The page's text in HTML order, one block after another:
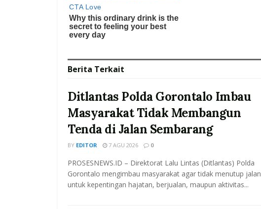
Berita Terkait
Ditlantas Polda Gorontalo Imbau
Masyarakat Tidak Membangun
Tenda di Jalan Sembarang
BY EDITOR 7 AGU 2026 0
PROSESNEWS.ID – Direktorat Lalu Lintas (Ditlantas) Polda
Gorontalo mengimbau masyarakat agar tidak menutup jalan
untuk kepentingan hajatan, berjualan, maupun aktivitas...